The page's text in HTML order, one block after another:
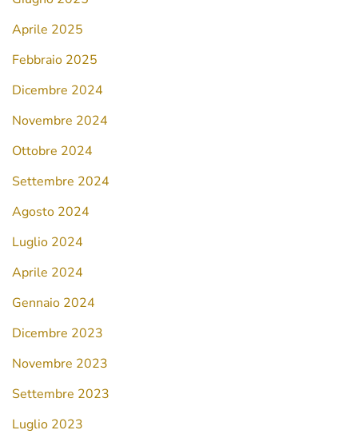
Aprile 2025
Febbraio 2025
Dicembre 2024
Novembre 2024
Ottobre 2024
Settembre 2024
Agosto 2024
Luglio 2024
Aprile 2024
Gennaio 2024
Dicembre 2023
Novembre 2023
Settembre 2023
Luglio 2023